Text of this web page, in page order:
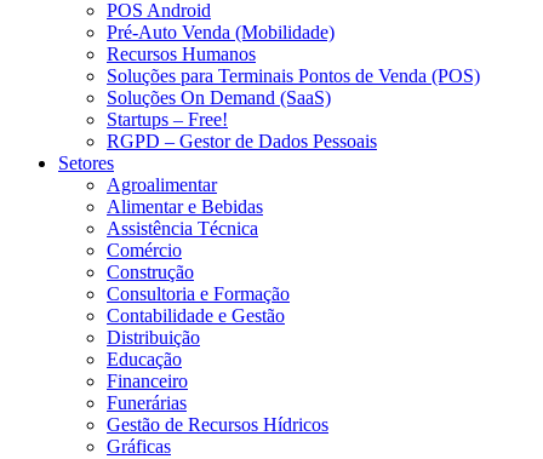
POS Android
Pré-Auto Venda (Mobilidade)
Recursos Humanos
Soluções para Terminais Pontos de Venda (POS)
Soluções On Demand (SaaS)
Startups – Free!
RGPD – Gestor de Dados Pessoais
Setores
Agroalimentar
Alimentar e Bebidas
Assistência Técnica
Comércio
Construção
Consultoria e Formação
Contabilidade e Gestão
Distribuição
Educação
Financeiro
Funerárias
Gestão de Recursos Hídricos
Gráficas